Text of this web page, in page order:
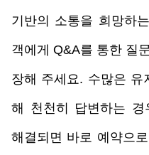
기반의 소통을 희망하
객에게 Q&A를 통한 질
장해 주세요. 수많은
해 천천히 답변하는 경
해결되면 바로 예약으